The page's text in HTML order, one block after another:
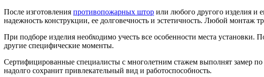
После изготовления противопожарных штор или любого другого изделия и
надежность конструкции, ее долговечность и эстетичность. Любой монтаж
При подборе изделия необходимо учесть все особенности места
другие специфические моменты.
Сертифицированные специалисты с многолетним стажем выполнят замер
надолго сохранит привлекательный вид и работоспособность.